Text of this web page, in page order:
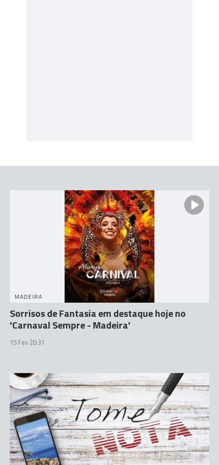
MADEIRA
Sorrisos de Fantasia em destaque hoje no
'Carnaval Sempre - Madeira'
15 Fev 20:31